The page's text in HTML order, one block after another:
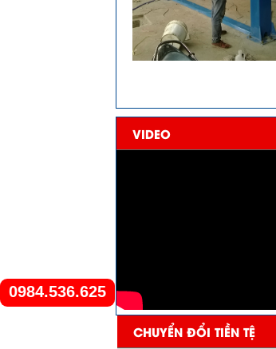
0984.536.625
VIDEO
CHUYỂN ĐỔI TIỀN TỆ